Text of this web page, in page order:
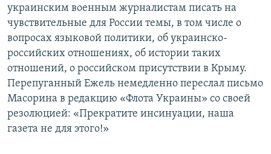
украинским военным журналистам писать на
чувствительные для России темы, в том числе о
вопросах языковой политики, об украинско-
российских отношениях, об истории таких
отношений, о российском присутствии в Крыму.
Перепуганный Ежель немедленно переслал письмо
Масорина в редакцию «Флота Украины» со своей
резолюцией: «Прекратите инсинуации, наша
газета не для этого!»